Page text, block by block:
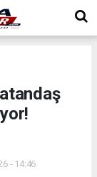
- 14:46